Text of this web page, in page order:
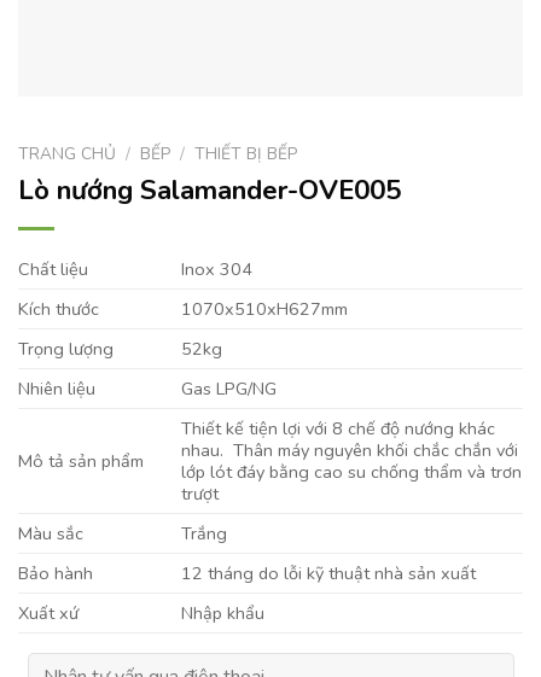
TRANG CHỦ / BẾP / THIẾT BỊ BẾP
Lò nướng Salamander-OVE005
Chất liệu
Inox 304
Kích thước
1070x510xH627mm
Trọng lượng
52kg
Nhiên liệu
Gas LPG/NG
Mô tả sản phẩm
Thiết kế tiện lợi với 8 chế độ nướng khác
nhau. Thân máy nguyên khối chắc chắn với
lớp lót đáy bằng cao su chống thẩm và trơn
trượt
Màu sắc
Trắng
Bảo hành
12 tháng do lỗi kỹ thuật nhà sản xuất
Xuất xứ
Nhập khẩu